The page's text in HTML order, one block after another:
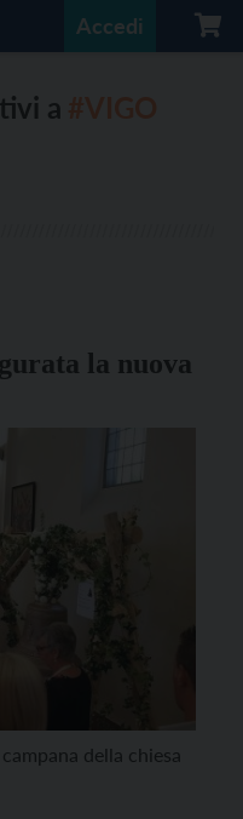
Accedi
a
la nuova
della chiesa